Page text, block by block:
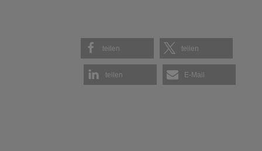
teilen teilen
teilen E-Mail